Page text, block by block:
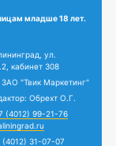
младше 18 лет.
ул.
кабинет 308
ЗАО "Твик Маркетинг"
Обрехт О.Г.
(4012) 99-21-76
(4012) 31-07-07